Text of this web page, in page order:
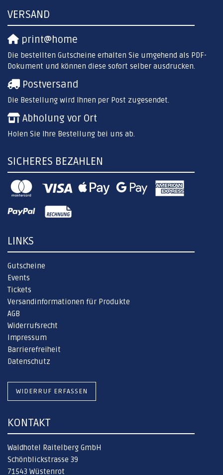
VERSAND
print@home
Die bestellten Gutscheine erhalten Sie umgehend als PDF-
Dokument und können diese sofort selber ausdrucken.
Postversand
Die Bestellung wird Ihnen per Post zugesendet.
Abholung vor Ort
Holen Sie Ihre Bestellung bei uns ab.
SICHERES BEZAHLEN
LINKS
Gutscheine
Events
Tickets
Versandinformationen für Produkte
AGB
Widerrufsrecht
Impressum
Barrierefreiheit
Datenschutz
WIDERRUF ERFASSEN
KONTAKT
Waldhotel Raitelberg GmbH
Schönblickstrasse 39
71543 Wüstenrot